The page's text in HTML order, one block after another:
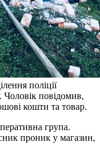
поліції
повідомив,
кошти та товар.
група.
проник у магазин,